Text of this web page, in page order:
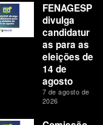
FENAGESP
divulga
candidatur
as para as
eleições de
14 de
agosto
7 de agosto de
2026